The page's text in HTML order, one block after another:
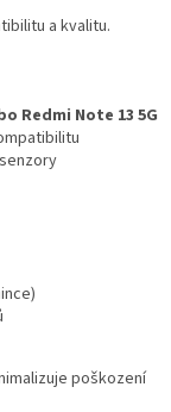
a kvalitu.
Redmi Note 13 5G
poškození